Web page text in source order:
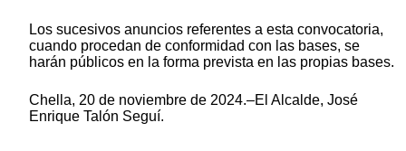
Los sucesivos anuncios referentes a esta convocatoria,
cuando procedan de conformidad con las bases, se
harán públicos en la forma prevista en las propias bases.
Chella, 20 de noviembre de 2024.–El Alcalde, José
Enrique Talón Seguí.